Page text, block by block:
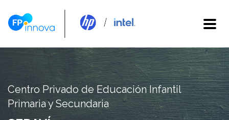
Centro Privado de Educación Infantil
Primaria y Secundaria